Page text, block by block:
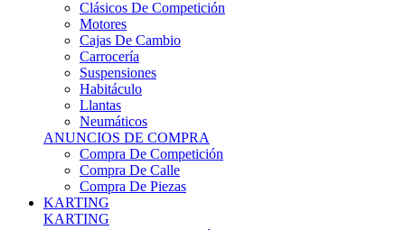
Cajas De Cambio
Carrocería
Suspensiones
Habitáculo
Llantas
Neumáticos
ANUNCIOS DE COMPRA
Compra De Competición
Compra De Calle
Compra De Piezas
KARTING
KARTING
Karts Completos Alevín